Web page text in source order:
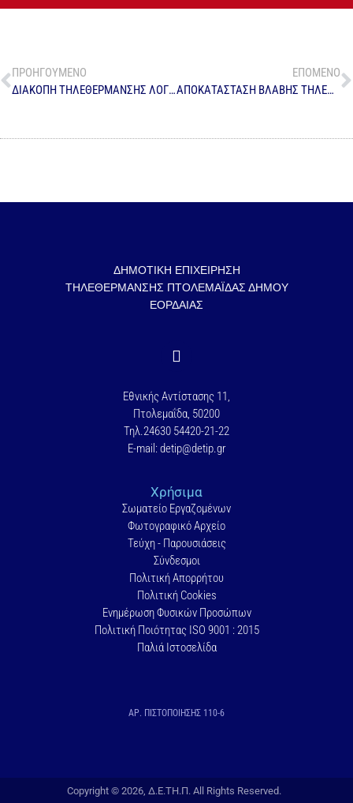
ΠΡΟΗΓΟΥΜΕΝΟ
ΔΙΑΚΟΠΗ ΤΗΛΕΘΕΡΜΑΝΣΗΣ ΛΟΓΩ ΒΛΑΒΗΣ – ΑΡ. ΠΡΩΤ. 16
ΕΠΟΜΕΝΟ
ΑΠΟΚΑΤΑΣΤΑΣΗ ΒΛΑΒΗΣ ΤΗΛΕΘΕΡΜΑΝΣΗΣ – ΑΡ. ΠΡΩΤ. 45
ΔΗΜΟΤΙΚΗ ΕΠΙΧΕΙΡΗΣΗ
ΤΗΛΕΘΕΡΜΑΝΣΗΣ ΠΤΟΛΕΜΑΪΔΑΣ ΔΗΜΟΥ
ΕΟΡΔΑΙΑΣ
Εθνικής Αντίστασης 11,
Πτολεμαΐδα, 50200
Τηλ.24630 54420-21-22
E-mail: detip@detip.gr
Χρήσιμα
Σωματείο Εργαζομένων
Φωτογραφικό Αρχείο
Τεύχη - Παρουσιάσεις
Σύνδεσμοι
Πολιτική Απορρήτου
Πολιτική Cookies
Ενημέρωση Φυσικών Προσώπων
Πολιτική Ποιότητας ISO 9001 : 2015
Παλιά Ιστοσελίδα
ΑΡ. ΠΙΣΤΟΠΟΙΗΣΗΣ 110-6
Copyright © 2026, Δ.Ε.ΤΗ.Π. All Rights Reserved.